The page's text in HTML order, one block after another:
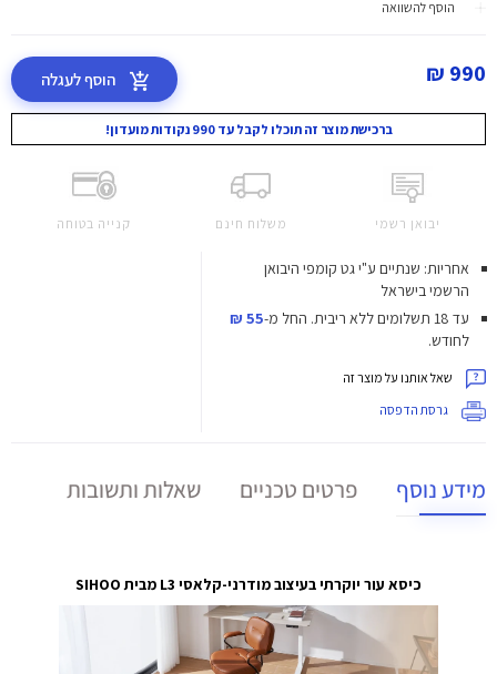
הוסף להשוואה
990 ₪ הוסף לעגלה
ברכישת מוצר זה תוכלו לקבל עד 990 נקודות מועדון!
יבואן רשמי משלוח חינם קנייה בטוחה
אחריות: שנתיים ע"י גט קומפי היבואן
הרשמי בישראל
עד 18 תשלומים ללא ריבית.
החל מ-55 ₪
לחודש.
שאל אותנו על מוצר זה
גרסת הדפסה
מידע נוסף פרטים טכניים שאלות ותשובות
כיסא עור יוקרתי בעיצוב מודרני-קלאסי L3 מבית SIHOO